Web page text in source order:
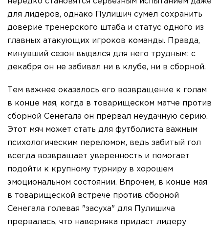
для лидеров, однако Пулишич сумел сохранить
доверие тренерского штаба и статус одного из
главных атакующих игроков команды. Правда,
минувший сезон выдался для него трудным: с
декабря он не забивал ни в клубе, ни в сборной.
Тем важнее оказалось его возвращение к голам
в конце мая, когда в товарищеском матче против
сборной Сенегала он прервал неудачную серию.
Этот мяч может стать для футболиста важным
психологическим переломом, ведь забитый гол
всегда возвращает уверенность и помогает
подойти к крупному турниру в хорошем
эмоциональном состоянии. Впрочем, в конце мая
в товарищеской встрече против сборной
Сенегала голевая "засуха" для Пулишича
прервалась, что наверняка придаст лидеру